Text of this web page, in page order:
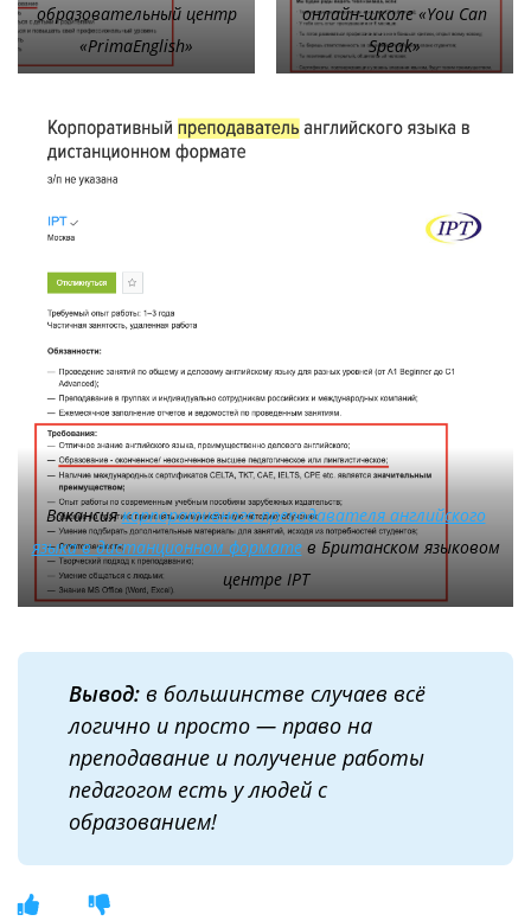
образовательный центр
«PrimaEnglish»
онлайн-школе «You Can
Speak»
Вакансиякорпоративного преподавателя английского
языка в дистанционном форматев Британском языковом
центре IPT
Вывод:в большинстве случаев всё
логично и просто — право на
преподавание и получение работы
педагогом есть у людей с
образованием!